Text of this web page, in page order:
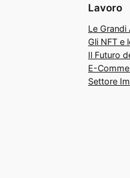
Lavoro
Le Grandi
Gli NFT e
Il Futuro
E-
Settore